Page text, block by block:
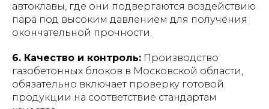
автоклавы, где они подвергаются воздействию
пара под высоким давлением для получения
окончательной прочности.
6. Качество и контроль: Производство
газобетонных блоков в Московской области,
обязательно включает проверку готовой
продукции на соответствие стандартам